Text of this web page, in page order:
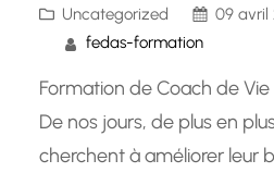
Uncategorized
09 avril
fedas-formation
Formation de Coach de Vie
De nos jours, de plus en
cherchent à améliorer leur